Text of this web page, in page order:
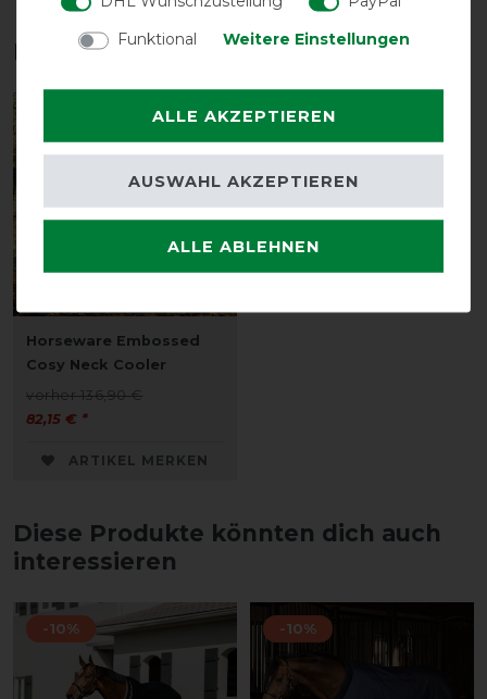
Das perfekte Zubehör für dich
Horseware Embossed
Cosy Neck Cooler
vorher 136,90 €
82,15 € *
ARTIKEL MERKEN
Diese Produkte könnten dich auch
interessieren
-10% -10%
Funktional
Weitere Einstellungen
ALLE AKZEPTIEREN
ALLE ABLEHNEN
AUSWAHL AKZEPTIEREN